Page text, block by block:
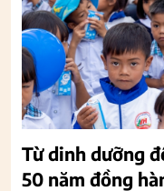
Từ dinh dưỡng
50 năm đồng